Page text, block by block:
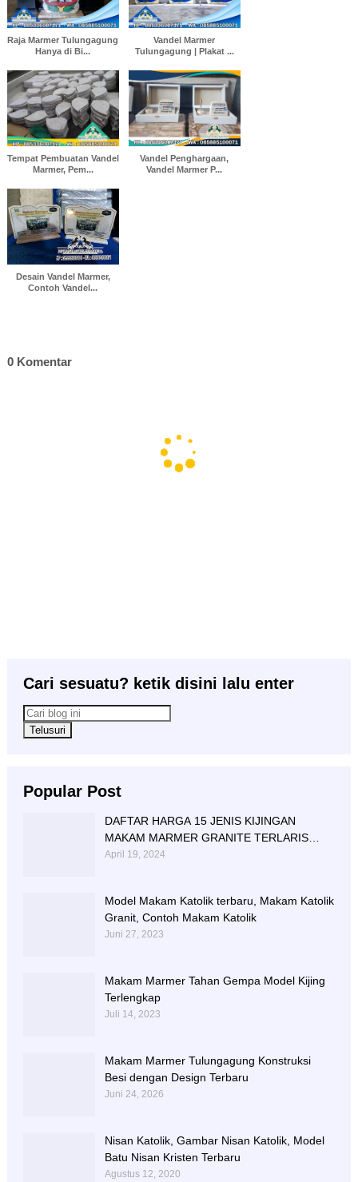
Raja Marmer Tulungagung
Hanya di Bi...
Vandel Marmer
Tulungagung | Plakat ...
Tempat Pembuatan Vandel
Marmer, Pem...
Vandel Penghargaan,
Vandel Marmer P...
Desain Vandel Marmer,
Contoh Vandel...
0 Komentar
Cari sesuatu? ketik disini lalu enter
Popular Post
DAFTAR HARGA 15 JENIS KIJINGAN
MAKAM MARMER GRANITE TERLARIS
BERIKUT NISAN NYA
April 19, 2024
Model Makam Katolik terbaru, Makam Katolik
Granit, Contoh Makam Katolik
Juni 27, 2023
Makam Marmer Tahan Gempa Model Kijing
Terlengkap
Juli 14, 2023
Makam Marmer Tulungagung Konstruksi
Besi dengan Design Terbaru
Juni 24, 2026
Nisan Katolik, Gambar Nisan Katolik, Model
Batu Nisan Kristen Terbaru
Agustus 12, 2020